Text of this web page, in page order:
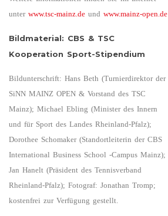
unter www.tsc-mainz.de und www.mainz-open.de
Bildmaterial: CBS & TSC
Kooperation Sport-Stipendium
Bildunterschrift: Hans Beth (Turnierdirektor der
SiNN MAINZ OPEN & Vorstand des TSC
Mainz); Michael Ebling (Minister des Innern
und für Sport des Landes Rheinland-Pfalz);
Dorothee Schomaker (Standortleiterin der CBS
International Business School -Campus Mainz);
Jan Hanelt (Präsident des Tennisverband
Rheinland-Pfalz); Fotograf: Jonathan Tromp;
kostenfrei zur Verfügung gestellt.